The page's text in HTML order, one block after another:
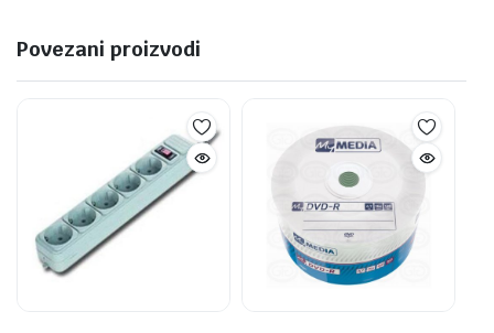
Povezani proizvodi